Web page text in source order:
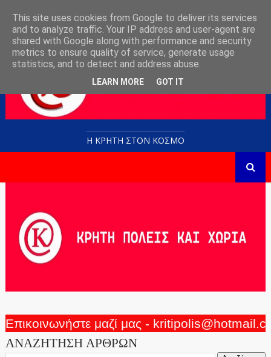
Η ΚΡΗΤΗ ΣΤΟN KOΣΜΟ
Επικοινωνήστε μαζί μας -
ΑΝΑΖΗΤΗΣΗ ΑΡΘΡΩΝ
This site uses cookies from Google to deliver its services
and to analyze traffic. Your IP address and user-agent are
shared with Google along with performance and security
metrics to ensure quality of service, generate usage
statistics, and to detect and address abuse.
LEARN MORE GOT IT